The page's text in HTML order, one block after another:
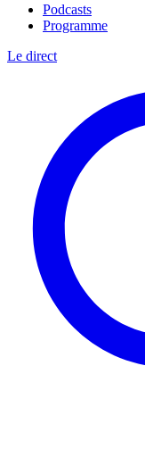
Podcasts
Programme
Le direct